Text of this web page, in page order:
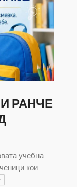
РАНЧЕ
учебна
кои